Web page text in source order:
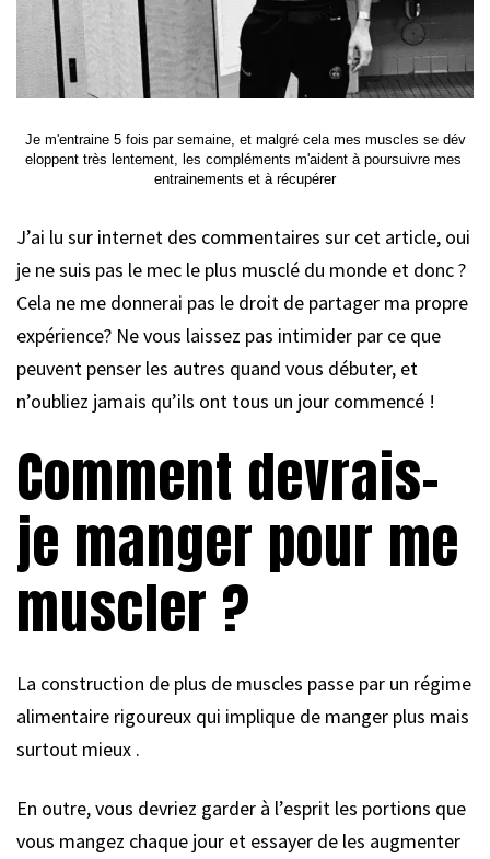
Je m'entraine 5 fois par semaine, et malgré cela mes muscles se dév
eloppent très lentement, les compléments m'aident à poursuivre mes
entrainements et à récupérer
J’ai lu sur internet des commentaires sur cet article, oui
je ne suis pas le mec le plus musclé du monde et donc ?
Cela ne me donnerai pas le droit de partager ma propre
expérience? Ne vous laissez pas intimider par ce que
peuvent penser les autres quand vous débuter, et
n’oubliez jamais qu’ils ont tous un jour commencé !
Comment devrais-
je manger pour me
muscler ?
La construction de plus de muscles passe par un régime
alimentaire rigoureux qui implique de manger plus mais
surtout mieux .
En outre, vous devriez garder à l’esprit les portions que
vous mangez chaque jour et essayer de les augmenter